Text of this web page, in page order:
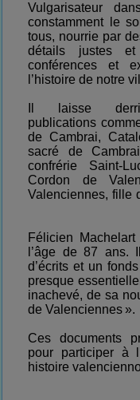
Vulgarisateur
constamment le
tous, nourrie par
détails justes et
conférences et
l’histoire de notre
Il laisse
publications
de Cambrai,
sacré de
confrérie Saint-
Cordon de
Valenciennes, fille
Félicien
l’âge de 87 ans.
d’écrits et un
presque
inachevé, de sa
de Valenciennes ».
Ces documents
pour participer à
histoire